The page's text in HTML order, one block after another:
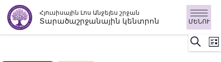
Անցնել
բովանդակությանըՀյուսիսային Լոս Անջելես շրջան
Տարածաշրջանային կենտրոն ՄԵՆՈՒ